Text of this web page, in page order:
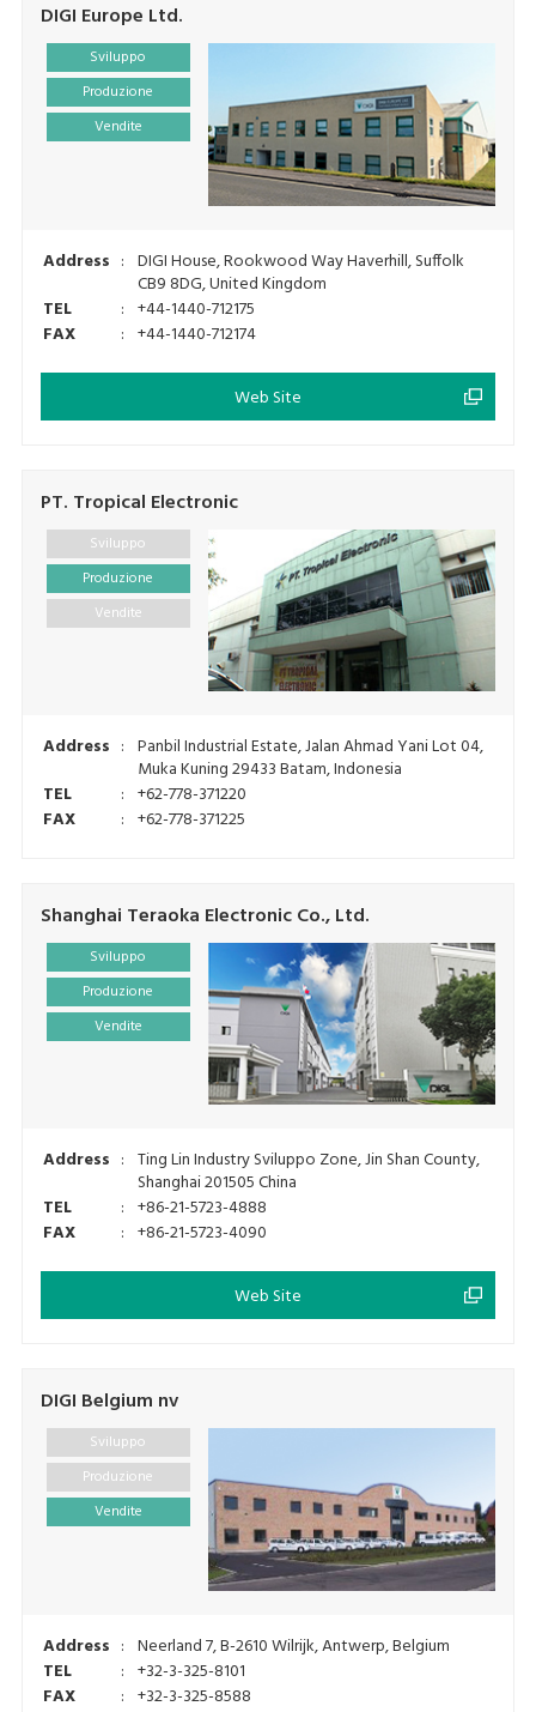
DIGI Europe Ltd.
Sviluppo
Produzione
Vendite
Address : DIGI House, Rookwood Way Haverhill, Suffolk
CB9 8DG, United Kingdom
TEL
: +44-1440-712175
FAX
: +44-1440-712174
Web Site
PT. Tropical Electronic
Sviluppo
Produzione
Vendite
Address : Panbil Industrial Estate, Jalan Ahmad Yani Lot 04,
Muka Kuning 29433 Batam, Indonesia
TEL
: +62-778-371220
FAX
: +62-778-371225
Shanghai Teraoka Electronic Co., Ltd.
Sviluppo
Produzione
Vendite
Address : Ting Lin Industry Sviluppo Zone, Jin Shan County,
Shanghai 201505 China
TEL
: +86-21-5723-4888
FAX
: +86-21-5723-4090
Web Site
DIGI Belgium nv
Sviluppo
Produzione
Vendite
Address : Neerland 7, B-2610 Wilrijk, Antwerp, Belgium
TEL
: +32-3-325-8101
FAX
: +32-3-325-8588